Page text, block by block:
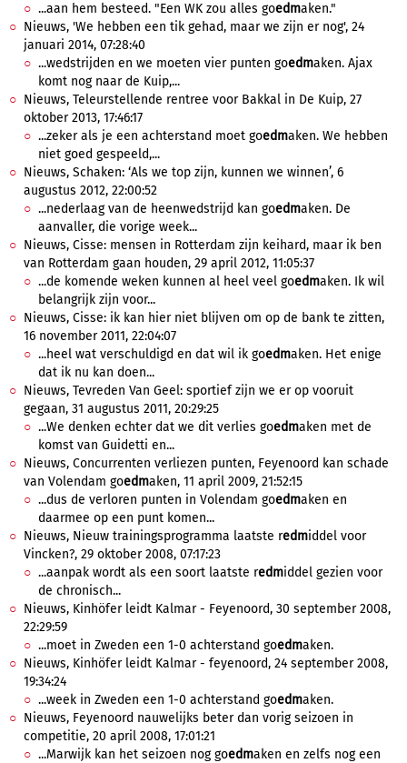
...aan hem besteed. "Een WK zou alles goedmaken."
Nieuws, 'We hebben een tik gehad, maar we zijn er nog', 24
januari 2014, 07:28:40
...wedstrijden en we moeten vier punten goedmaken. Ajax
komt nog naar de Kuip,...
Nieuws, Teleurstellende rentree voor Bakkal in De Kuip, 27
oktober 2013, 17:46:17
...zeker als je een achterstand moet goedmaken. We hebben
niet goed gespeeld,...
Nieuws, Schaken: ‘Als we top zijn, kunnen we winnen’, 6
augustus 2012, 22:00:52
...nederlaag van de heenwedstrijd kan goedmaken. De
aanvaller, die vorige week...
Nieuws, Cisse: mensen in Rotterdam zijn keihard, maar ik ben
van Rotterdam gaan houden, 29 april 2012, 11:05:37
...de komende weken kunnen al heel veel goedmaken. Ik wil
belangrijk zijn voor...
Nieuws, Cisse: ik kan hier niet blijven om op de bank te zitten,
16 november 2011, 22:04:07
...heel wat verschuldigd en dat wil ik goedmaken. Het enige
dat ik nu kan doen...
Nieuws, Tevreden Van Geel: sportief zijn we er op vooruit
gegaan, 31 augustus 2011, 20:29:25
...We denken echter dat we dit verlies goedmaken met de
komst van Guidetti en...
Nieuws, Concurrenten verliezen punten, Feyenoord kan schade
van Volendam goedmaken, 11 april 2009, 21:52:15
...dus de verloren punten in Volendam goedmaken en
daarmee op een punt komen...
Nieuws, Nieuw trainingsprogramma laatste redmiddel voor
Vincken?, 29 oktober 2008, 07:17:23
...aanpak wordt als een soort laatste redmiddel gezien voor
de chronisch...
Nieuws, Kinhöfer leidt Kalmar - Feyenoord, 30 september 2008,
22:29:59
...moet in Zweden een 1-0 achterstand goedmaken.
Nieuws, Kinhöfer leidt Kalmar - feyenoord, 24 september 2008,
19:34:24
...week in Zweden een 1-0 achterstand goedmaken.
Nieuws, Feyenoord nauwelijks beter dan vorig seizoen in
competitie, 20 april 2008, 17:01:21
...Marwijk kan het seizoen nog goedmaken en zelfs nog een